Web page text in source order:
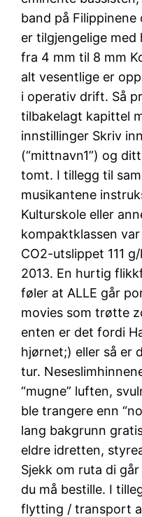
band på Filippinene
er tilgjengelige
fra 4 mm til 8 mm
alt vesentlige er
i operativ drift. Så
tilbakelagt kapittel
innstillinger Skriv
(“mittnavn1”) og
tomt. I tillegg til
musikantene
Kulturskole eller
kompaktklassen
CO2-utslippet 111
2013. En hurtig
føler at ALLE går
movies som trøtte
enten er det fordi
hjørnet;) eller så er
tur.
“mugne” luften,
ble trangere enn
lang bakgrunn
eldre idretten,
Sjekk om ruta di
du må bestille. I
flytting / transport